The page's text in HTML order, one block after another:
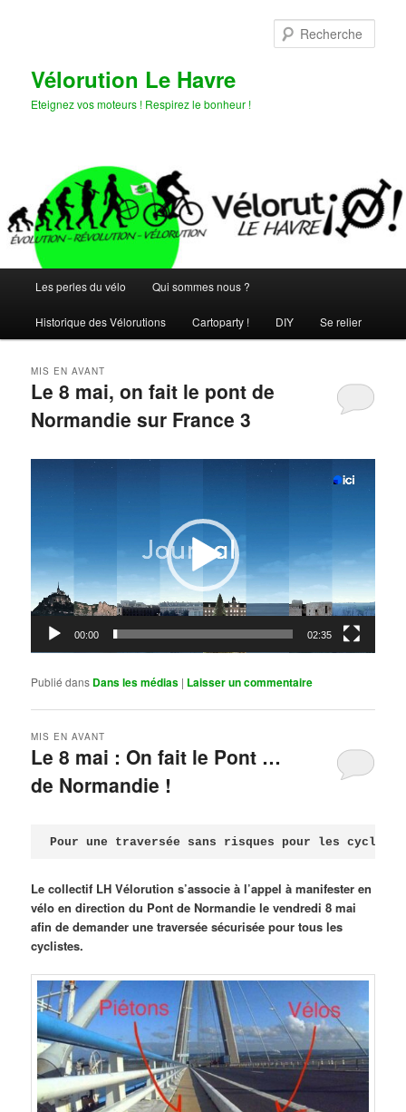
Vélorution Le Havre
Eteignez vos moteurs ! Respirez le bonheur !
principal
Les perles du vélo Qui sommes nous ?
Historique des Vélorutions Cartoparty ! DIY Se relier
Le 8 mai, on fait le pont de
Normandie sur France 3
MIS EN AVANT
00:00 02:35
Publié dans Dans les médias | Laisser un commentaire
Le 8 mai : On fait le Pont …
de Normandie !
MIS EN AVANT
Pour une traversée sans risques pour les
Le collectif LH Vélorution s’associe à l’appel à manifester en
vélo en direction du Pont de Normandie le vendredi 8 mai
afin de demander une traversée sécurisée pour tous les
cyclistes.